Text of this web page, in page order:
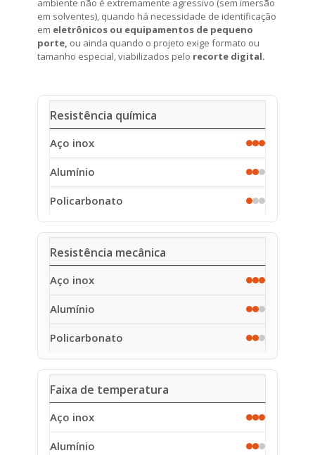
ambiente não é extremamente agressivo (sem imersão
em solventes), quando há necessidade de identificação
em eletrônicos ou equipamentos de pequeno
porte, ou ainda quando o projeto exige formato ou
tamanho especial, viabilizados pelo recorte digital.
Critério
Aço
Alumínio
Resistência química
Resistência mecânica
Faixa de temperatura